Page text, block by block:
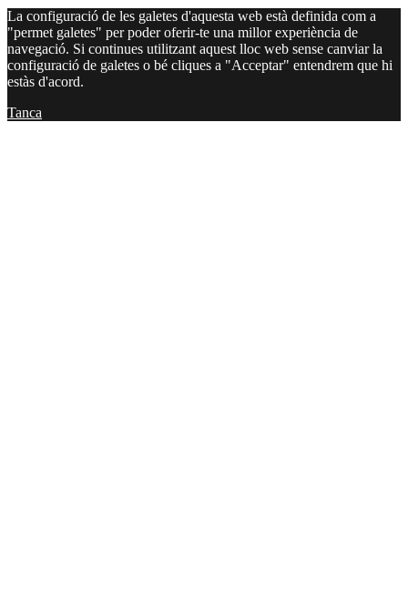
La configuració de les galetes d'aquesta web està definida com a
"permet galetes" per poder oferir-te una millor experiència de
navegació. Si continues utilitzant aquest lloc web sense canviar la
configuració de galetes o bé cliques a "Acceptar" entendrem que hi
estàs d'acord.
Tanca